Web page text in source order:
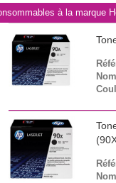
à la marque